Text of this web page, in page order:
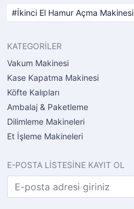
İkinci El Hamur Açma Makinesi
KATEGORİLER
Vakum Makinesi
Kase Kapatma Makinesi
Köfte Kalıpları
Ambalaj & Paketleme
Dilimleme Makineleri
Et İşleme Makineleri
E-POSTA LİSTESİNE KAYIT OL